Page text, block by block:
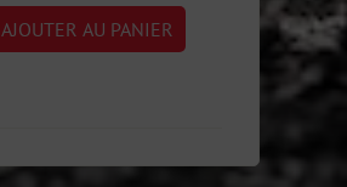
AJOUTER AU PANIER